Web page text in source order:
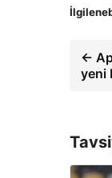
←
yeni